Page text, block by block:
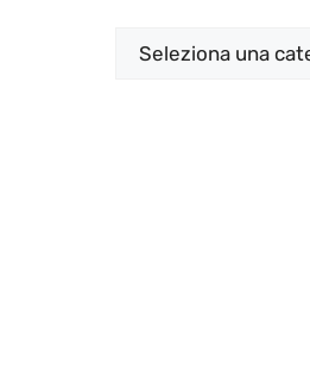
Categorie